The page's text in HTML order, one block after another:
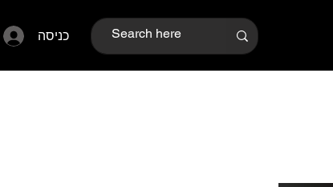
כניסה